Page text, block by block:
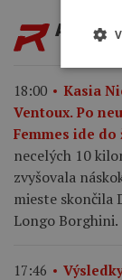
18:00
Kasia
Ventoux. Po
Femmes ide
necelých 10
zvyšovala
mieste skončila
Longo Borghini.
17:46